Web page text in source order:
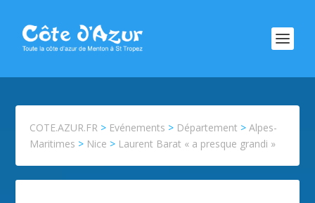
COTE.AZUR.FR > Evénements > Département >Alpes-
Maritimes > Nice > Laurent Barat « a presque grandi »